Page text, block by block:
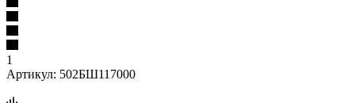
1
Артикул: 502БШ117000